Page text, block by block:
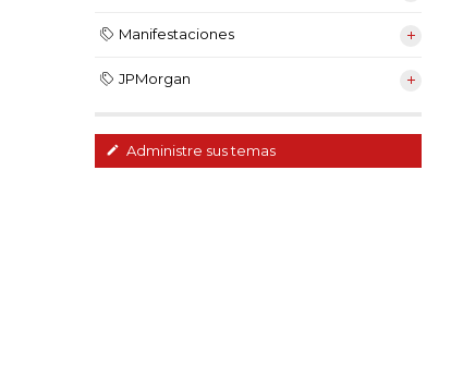
Manifestaciones
JPMorgan
Administre sus temas